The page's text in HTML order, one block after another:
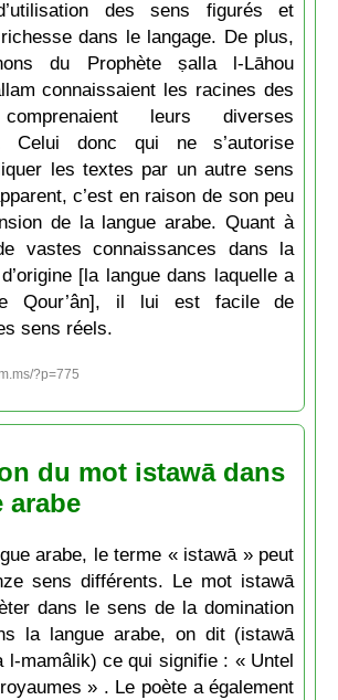
des sens figurés et
dans le langage. De plus,
du Prophète ṣalla l-Lāhou
connaissaient les racines des
leurs diverses
Celui donc qui ne s’autorise
les textes par un autre sens
c’est en raison de son peu
de la langue arabe. Quant à
vastes connaissances dans la
[la langue dans laquelle a
Qour’ân], il lui est facile de
sens réels.
?p=775
du mot istawā dans
arabe
arabe, le terme « istawā » peut
sens différents. Le mot istawā
dans le sens de la domination
la langue arabe, on dit (istawā
l-mamâlik) ce qui signifie : « Untel
» . Le poète a également